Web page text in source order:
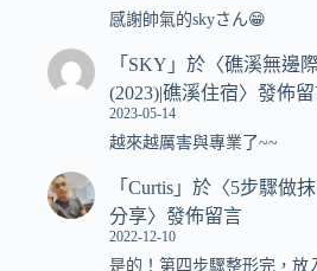
感謝帥氣的skyさん😁
「 SKY 」於〈礁溪無邊
(2023)|礁溪住宿〉發佈
2023-05-14
越來越厲害與專業了~~
「 Curtis 」於〈5步驟做
分享〉發佈留言
2022-12-10
是的！第四步驟整形完，